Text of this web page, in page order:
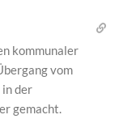
kommunaler
vom
der
gemacht.